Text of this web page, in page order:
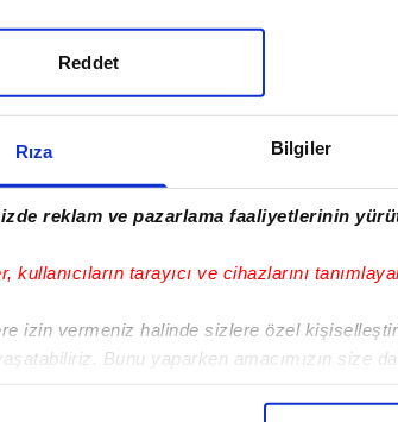
Rıza Bilgiler
reklam ve pazarlama faaliyetlerinin
kullanıcıların tarayıcı ve cihazlarını
izin vermeniz halinde sizlere özel
Bunu yaparken amacımızın size
Reddet
dile getiren Tuna, şunları kaydetti:
Golü yedikten sonra orta sahadaki
çok şut attırdık. Bu rakibimizin
mücadelen dolayı teşekkür
yukarı çekmekiz gerekir. Biraz
İki takımın da kazanabileceği bir